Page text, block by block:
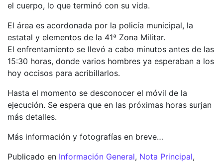
el cuerpo, lo que terminó con su vida.
El área es acordonada por la policía municipal, la
estatal y elementos de la 41ª Zona Militar.
El enfrentamiento se llevó a cabo minutos antes de las
15:30 horas, donde varios hombres ya esperaban a los
hoy occisos para acribillarlos.
Hasta el momento se desconocer el móvil de la
ejecución. Se espera que en las próximas horas surjan
más detalles.
Más información y fotografías en breve…
Publicado en Información General, Nota Principal,